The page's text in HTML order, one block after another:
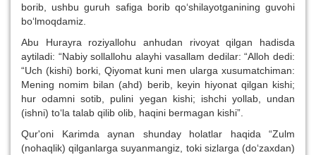
borib, ushbu guruh safiga borib qo‘shilayotganining guvohi
bo‘lmoqdamiz.
Abu Hurayra roziyallohu anhudan rivoyat qilgan hadisda
aytiladi: “Nabiy sollallohu alayhi vasallam dedilar: “Alloh dedi:
“Uch (kishi) borki, Qiyomat kuni men ularga xusumatchiman:
Mening nomim bilan (ahd) berib, keyin hiyonat qilgan kishi;
hur odamni sotib, pulini yegan kishi; ishchi yollab, undan
(ishni) to‘la talab qilib olib, haqini bermagan kishi”.
Qur'oni Karimda aynan shunday holatlar haqida “Zulm
(nohaqlik) qilganlarga suyanmangiz, toki sizlarga (do‘zaxdan)